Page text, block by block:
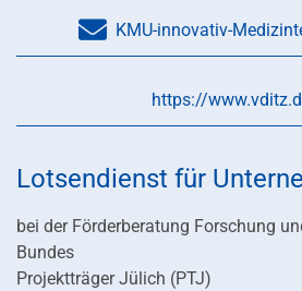
KMU-innovativ-
https://
Lotsendienst für
bei der Förderberatung Forschung
Bundes
Projektträger Jülich (PTJ)